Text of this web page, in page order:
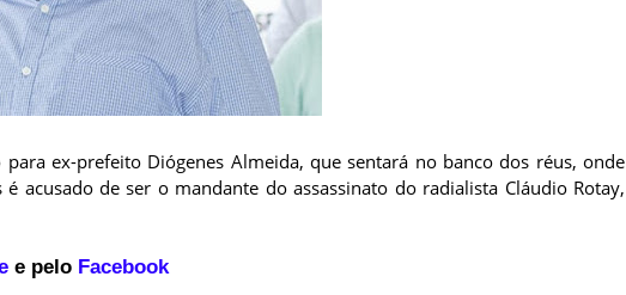
ex-prefeito Diógenes Almeida, que sentará no banco dos réus, onde
acusado de ser o mandante do assassinato do radialista Cláudio Rotay,
e pelo Facebook